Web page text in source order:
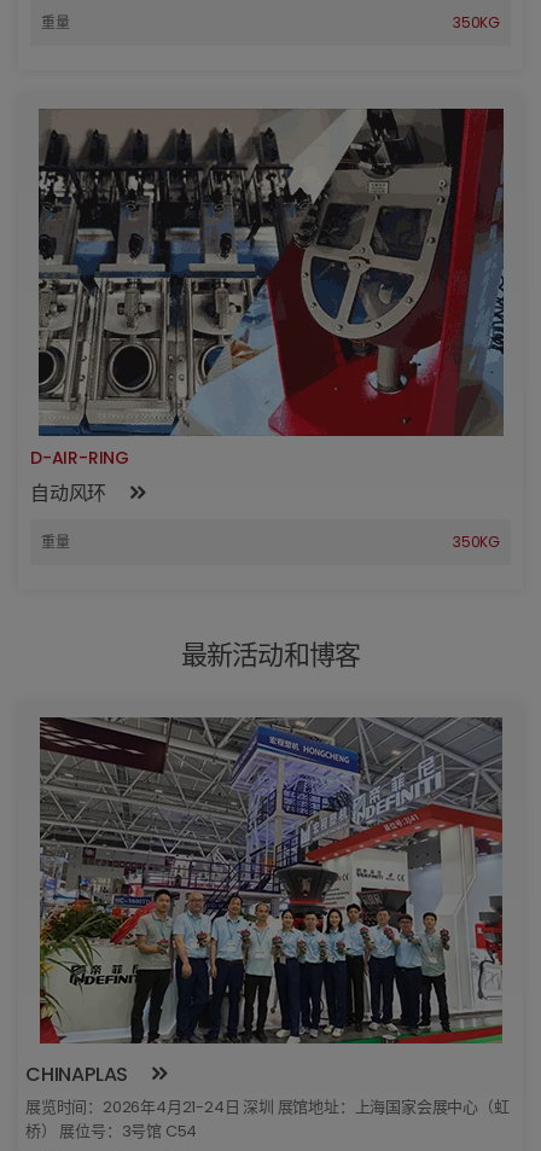
重量 350KG
D-AIR-RING
自动风环
重量 350KG
最新活动和博客
CHINAPLAS
展览时间：2026年4月21-24日 深圳 展馆地址：上海国家会展中心（虹
桥） 展位号：3号馆 C54